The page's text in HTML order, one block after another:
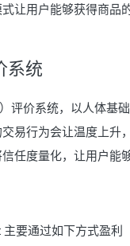
让用户能够获得商品
系统
评价系统，以人体基
易行为会让温度上升
任度量化，让用户能
要通过如下方式盈利